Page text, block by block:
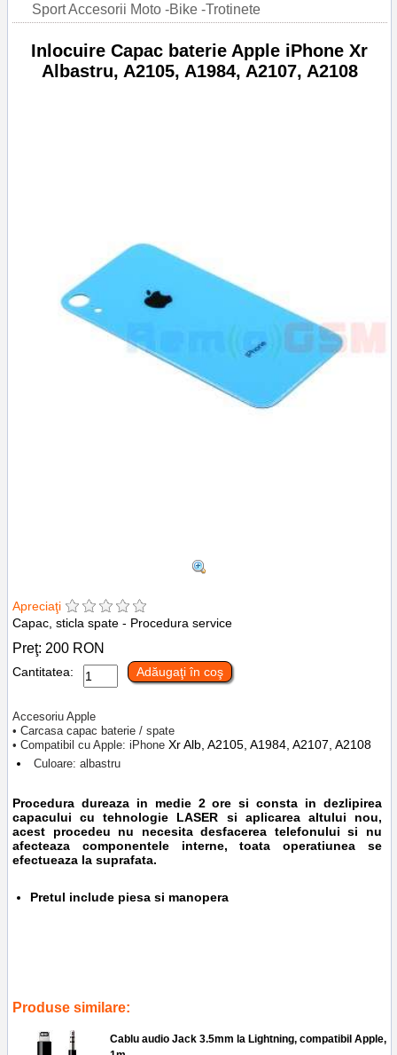
Sport Accesorii Moto -Bike -Trotinete
Inlocuire Capac baterie Apple iPhone Xr
Albastru, A2105, A1984, A2107, A2108
Apreciaţi
Capac, sticla spate - Procedura service
Preţ: 200 RON
Cantitatea: Adăugaţi în coş
Accesoriu Apple
• Carcasa capac baterie / spate
• Compatibil cu Apple: iPhone Xr Alb, A2105, A1984, A2107, A2108
Culoare: albastru
Procedura dureaza in medie 2 ore si consta in dezlipirea
capacului cu tehnologie LASER si aplicarea altului nou,
acest procedeu nu necesita desfacerea telefonului si nu
afecteaza componentele interne, toata operatiunea se
efectueaza la suprafata.
Pretul include piesa si manopera
Produse similare:
Cablu audio Jack 3.5mm la Lightning, compatibil Apple,